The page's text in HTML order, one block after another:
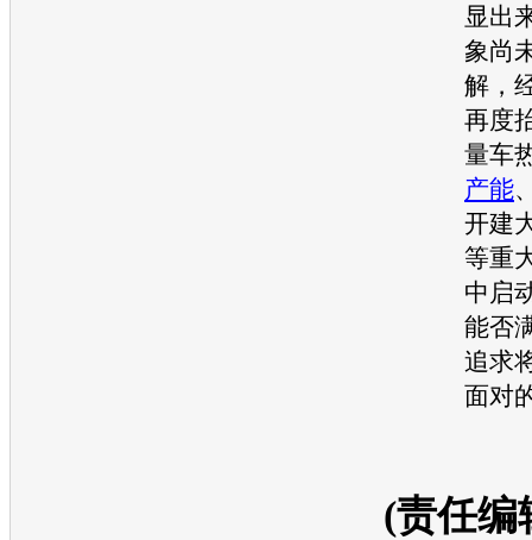
显出
象尚
解，
再度
量车
产能
开建
等重
中启
能否
追求
面对
(责任编